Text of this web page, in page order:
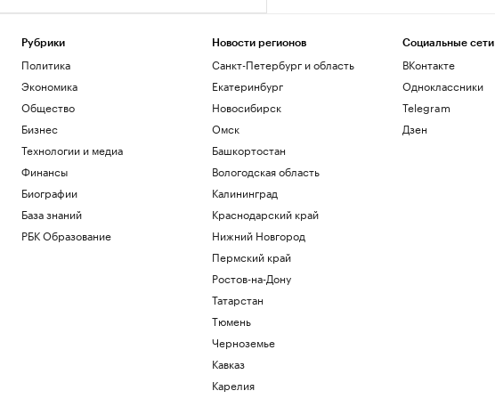
Рубрики
Политика
Экономика
Общество
Бизнес
Технологии и медиа
Финансы
Биографии
База знаний
РБК Образование
Новости регионов
Санкт-Петербург и область
Екатеринбург
Новосибирск
Омск
Башкортостан
Вологодская область
Калининград
Краснодарский край
Нижний Новгород
Пермский край
Ростов-на-Дону
Татарстан
Тюмень
Черноземье
Кавказ
Карелия
Социальные сети
ВКонтакте
Одноклассники
Telegram
Дзен